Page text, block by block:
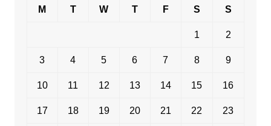
M T W T F S S
1 2
3 4 5 6 7 8 9
10 11 12 13 14 15 16
17 18 19 20 21 22 23